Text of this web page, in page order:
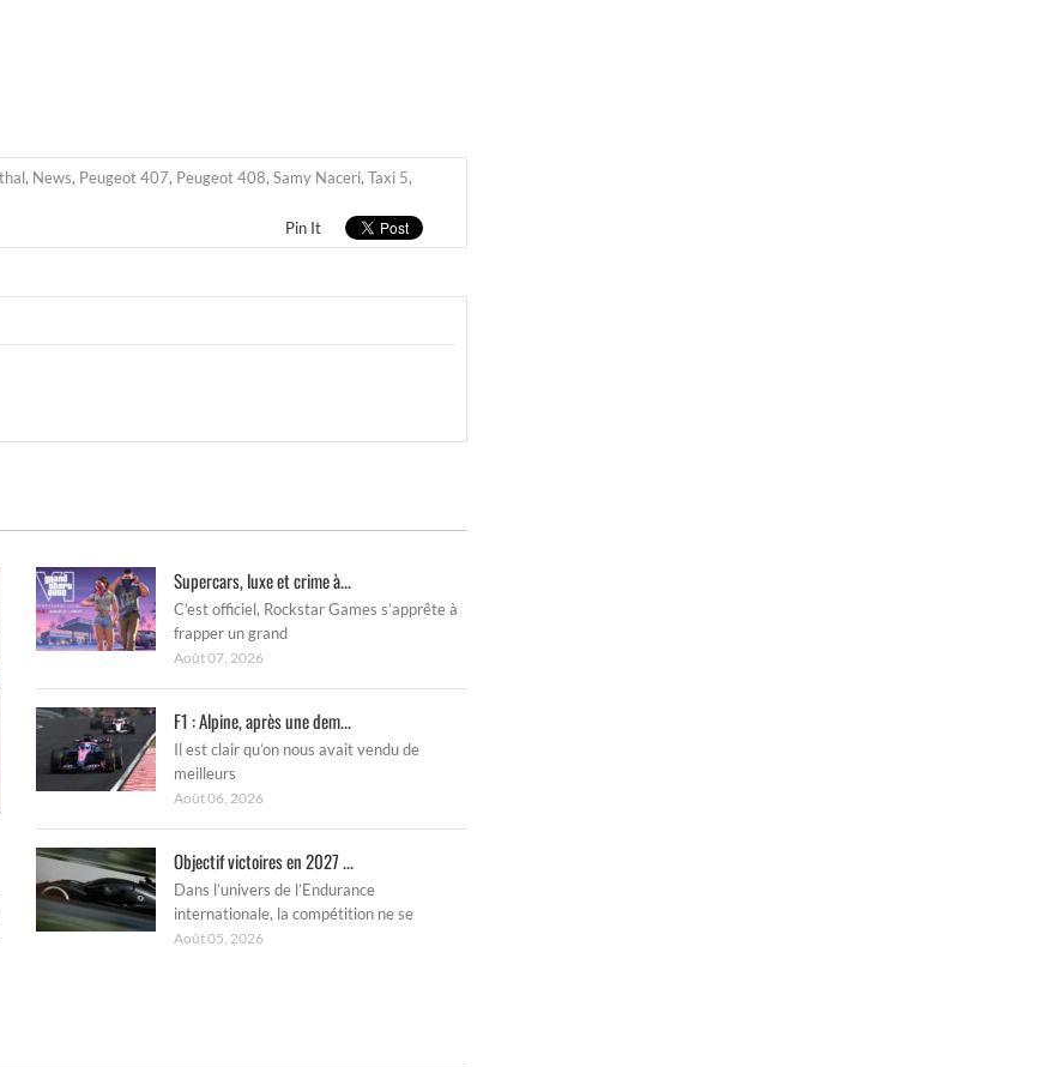
, News, Peugeot 407, Peugeot 408, Samy Naceri, Taxi 5,
Pin It
Supercars, luxe et crime à...
C’est officiel, Rockstar Games s’apprête à
frapper un grand
Août 07, 2026
F1 : Alpine, après une dem...
Il est clair qu’on nous avait vendu de
meilleurs
Août 06, 2026
Objectif victoires en 2027 ...
Dans l’univers de l’Endurance
internationale, la compétition ne se
Août 05, 2026